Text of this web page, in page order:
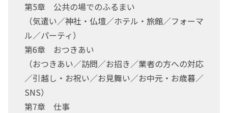
第5章 公共の場でのふるまい
（気遣い／神社・仏壇／ホテル・旅館／フォーマ
ル／パーティ）
第6章 おつきあい
（おつきあい／訪問／お招き／業者の方への対応
／引越し・お祝い／お見舞い／お中元・お歳暮／
SNS）
第7章 仕事